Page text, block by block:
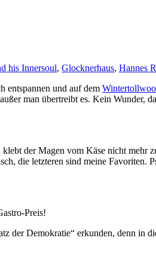
his Innersoul, Glocknerhaus, Hannes
entspannen und auf dem
man übertreibt es. Kein Wunder,
der Magen vom Käse nicht mehr
die letzteren sind meine Favoriten.
Preis!
der Demokratie“ erkunden, denn